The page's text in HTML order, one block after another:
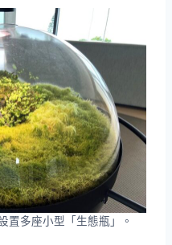
置多座小型「生態瓶」。